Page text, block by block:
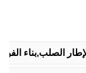
الصلب,بناء